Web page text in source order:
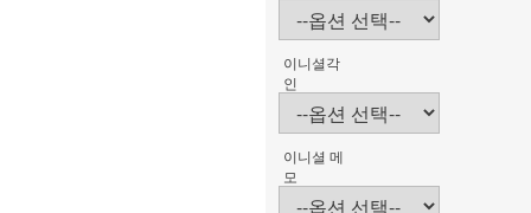
이니셜각
인
이니셜 메
모